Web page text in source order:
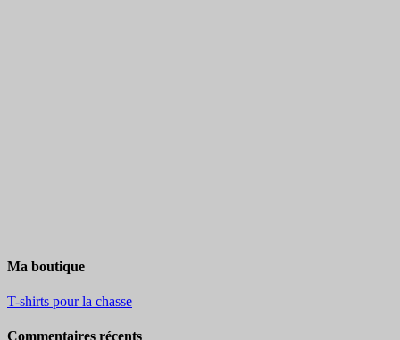
Ma boutique
T-shirts pour la chasse
Commentaires récents